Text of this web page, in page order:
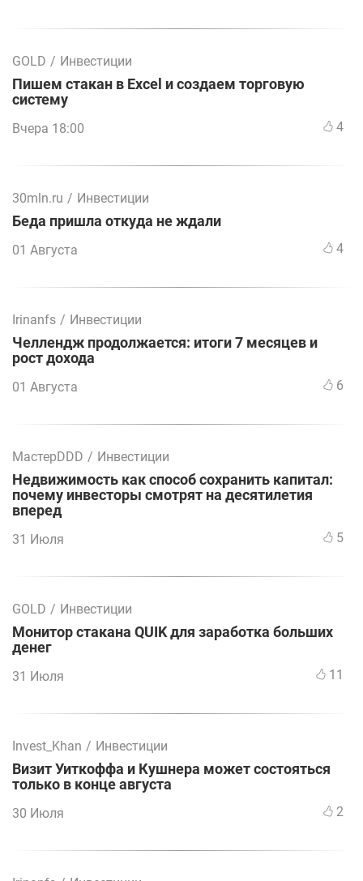
GOLD / Инвестиции
Пишем стакан в Excel и создаем торговую
систему
Вчера 18:00 4
30mln.ru / Инвестиции
Беда пришла откуда не ждали
01 Августа 4
Irinanfs / Инвестиции
Челлендж продолжается: итоги 7 месяцев и
рост дохода
01 Августа 6
МастерDDD / Инвестиции
Недвижимость как способ сохранить капитал:
почему инвесторы смотрят на десятилетия
вперед
31 Июля 5
GOLD / Инвестиции
Монитор стакана QUIK для заработка больших
денег
31 Июля 11
Invest_Khan / Инвестиции
Визит Уиткоффа и Кушнера может состояться
только в конце августа
30 Июля 2